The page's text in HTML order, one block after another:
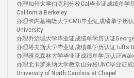
办理加州大学伯克利分校Cal毕业证成绩单学
California Berkeley
办理卡内基梅隆大学CMU毕业证成绩单学历
University
办理乔治城大学毕业证成绩单学历认证
办理塔夫斯大学毕业证成绩单学历认证Tufts
办理维克森林大学毕业证成绩单学历认证
办理北卡罗来纳大学教堂山分校UNC毕业证
University of North Carolina at Chapel